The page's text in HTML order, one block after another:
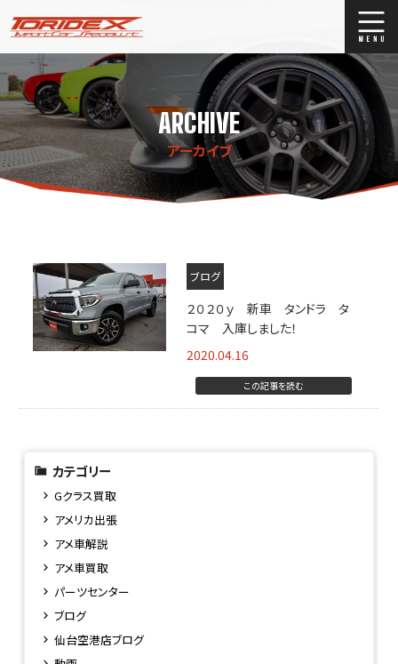
ブログ
Stock list
ストックリスト
買取
ARCHIVE
アーカイブ
ブログ
２０２０ｙ 新車 タンドラ タ
コマ 入庫しました！
2020.04.16
この記事を読む
カテゴリー
Gクラス買取
アメリカ出張
アメ車解説
アメ車買取
パーツセンター
ブログ
仙台空港店ブログ